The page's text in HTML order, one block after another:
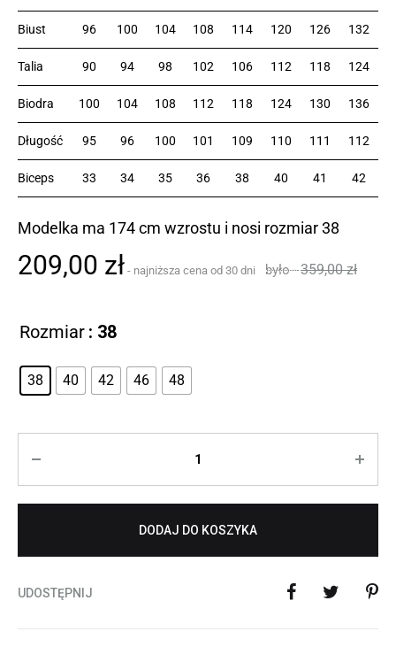
Biust 96 100 104 108 114 120 126 132
Talia 90 94 98 102 106 112 118 124
Biodra 100 104 108 112 118 124 130 136
Długość 95 96 100 101 109 110 111 112
Biceps 33 34 35 36 38 40 41 42
Modelka ma 174 cm wzrostu i nosi rozmiar 38
209,00 zł 359,00zł
Rozmiar : 38
38 40 42 46 48
DODAJ DO KOSZYKA
UDOSTĘPNIJ